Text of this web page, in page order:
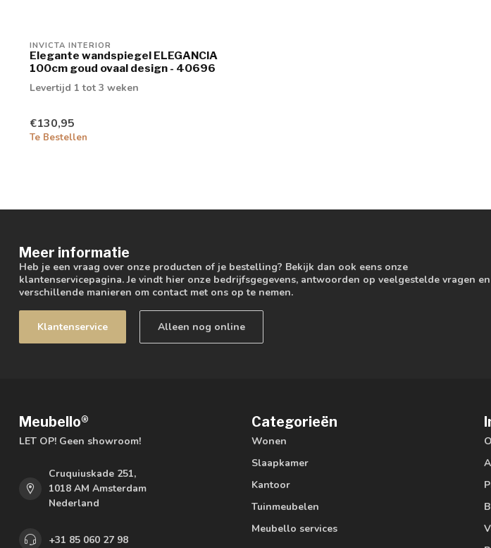
INVICTA INTERIOR
Elegante wandspiegel ELEGANCIA
100cm goud ovaal design - 40696
Levertijd 1 tot 3 weken
€130,95
Te Bestellen
Meer informatie
Heb je een vraag over onze producten of je bestelling? Bekijk dan ook eens onze
klantenservicepagina. Je vindt hier onze bedrijfsgegevens, antwoorden op veelgestelde vragen en
verschillende manieren om contact met ons op te nemen.
Klantenservice Alleen nog online
Meubello®
LET OP! Geen showroom!
Cruquiuskade 251,
1018 AM Amsterdam
Nederland
+31 85 060 27 98
Categorieën
Wonen
Slaapkamer
Kantoor
Tuinmeubelen
Meubello services